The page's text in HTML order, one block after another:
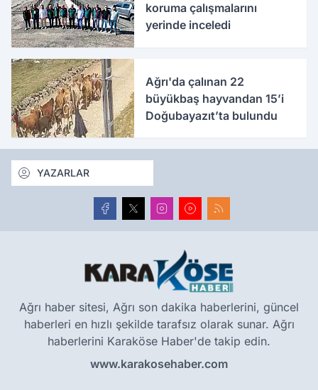
koruma çalışmalarını
yerinde inceledi
Ağrı'da çalınan 22
büyükbaş hayvandan 15’i
Doğubayazıt’ta bulundu
YAZARLAR
Ağrı haber sitesi, Ağrı son dakika haberlerini, güncel
haberleri en hızlı şekilde tarafsız olarak sunar. Ağrı
haberlerini Karaköse Haber'de takip edin.
www.karakosehaber.com